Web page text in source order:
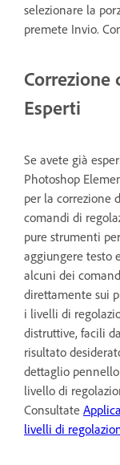
selezionare la
premete Invio.
Correzione
Esperti
Se avete già
Photoshop
per la correzione
comandi di
pure strumenti
aggiungere testo
alcuni dei
direttamente sui
i livelli di
distruttive, facili
risultato
dettaglio
livello di
Consultate
livelli di